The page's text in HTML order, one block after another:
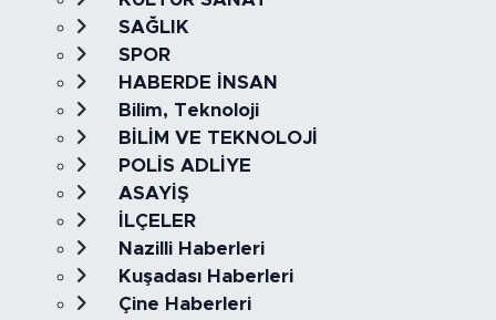
SAĞLIK
SPOR
HABERDE İNSAN
Bilim, Teknoloji
BİLİM VE TEKNOLOJİ
POLİS ADLİYE
ASAYİŞ
İLÇELER
Nazilli Haberleri
Kuşadası Haberleri
Çine Haberleri